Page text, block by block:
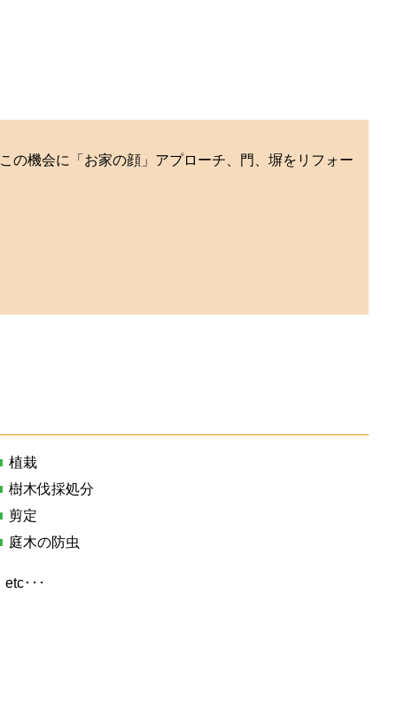
の機会に「お家の顔」アプローチ、門、塀をリフォー
植栽
樹木伐採処分
剪定
庭木の防虫
･･･